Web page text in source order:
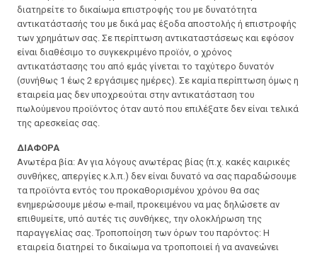
διατηρείτε το δικαίωμα επιστροφής του με δυνατότητα
αντικατάστασής του με δικά μας έξοδα αποστολής ή επιστροφής
των χρημάτων σας. Σε περίπτωση αντικαταστάσεως και εφόσον
είναι διαθέσιμο το συγκεκριμένο προϊόν, ο χρόνος
αντικατάστασης του από εμάς γίνεται το ταχύτερο δυνατόν
(συνήθως 1 έως 2 εργάσιμες ημέρες). Σε καμία περίπτωση όμως η
εταιρεία μας δεν υποχρεούται στην αντικατάσταση του
πωλούμενου προϊόντος όταν αυτό που επιλέξατε δεν είναι τελικά
της αρεσκείας σας.
ΔΙΑΦΟΡΑ
Ανωτέρα βία: Αν για λόγους ανωτέρας βίας (π.χ. κακές καιρικές
συνθήκες, απεργίες κ.λ.π.) δεν είναι δυνατό να σας παραδώσουμε
τα προϊόντα εντός του προκαθορισμένου χρόνου θα σας
ενημερώσουμε μέσω e-mail, προκειμένου να μας δηλώσετε αν
επιθυμείτε, υπό αυτές τις συνθήκες, την ολοκλήρωση της
παραγγελίας σας. Τροποποίηση των όρων του παρόντος: Η
εταιρεία διατηρεί το δικαίωμα να τροποποιεί ή να ανανεώνει